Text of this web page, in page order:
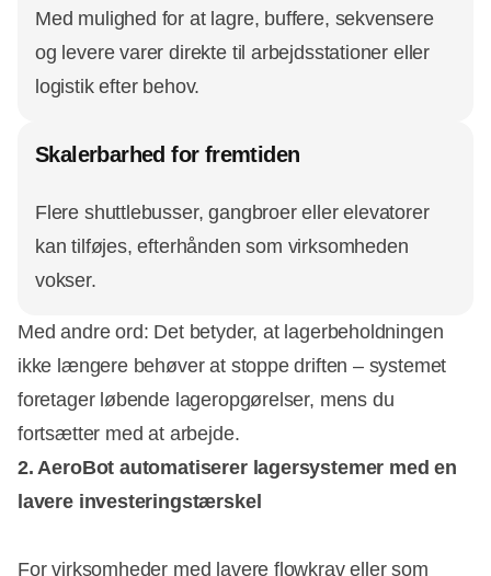
Med mulighed for at lagre, buffere, sekvensere
og levere varer direkte til arbejdsstationer eller
logistik efter behov.
Skalerbarhed for fremtiden
Flere shuttlebusser, gangbroer eller elevatorer
kan tilføjes, efterhånden som virksomheden
vokser.
Med andre ord: Det betyder, at lagerbeholdningen
ikke længere behøver at stoppe driften – systemet
foretager løbende lageropgørelser, mens du
fortsætter med at arbejde.
2. AeroBot automatiserer lagersystemer med en
lavere investeringstærskel
For virksomheder med lavere flowkrav eller som